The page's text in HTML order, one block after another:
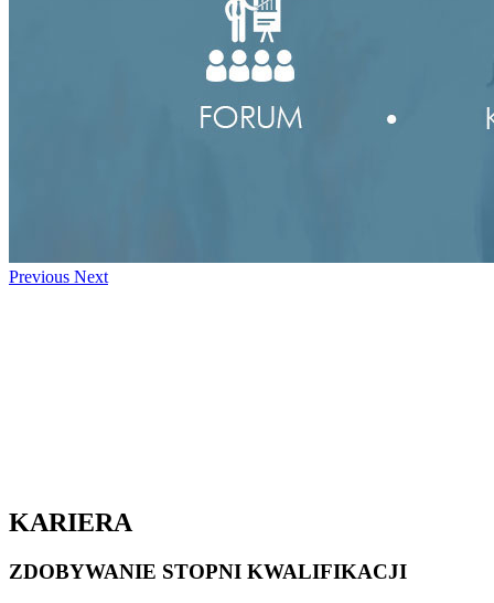
Previous Next
KARIERA
ZDOBYWANIE STOPNI KWALIFIKACJI